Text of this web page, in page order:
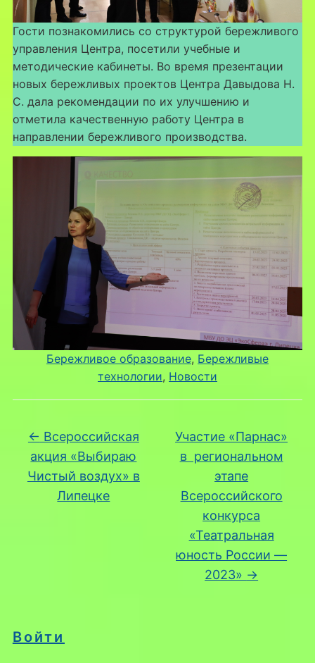
Войти
Гости познакомились со структурой бережливого
управления Центра, посетили учебные и
методические кабинеты. Во время презентации
новых бережливых проектов Центра Давыдова Н.
С. дала рекомендации по их улучшению и
отметила качественную работу Центра в
направлении бережливого производства.
Бережливое образование, Бережливые
технологии, Новости
← Всероссийская
акция «Выбираю
Чистый воздух» в
Липецке
Участие «Парнас»
в региональном
этапе
Всероссийского
конкурса
«Театральная
юность России —
2023» →